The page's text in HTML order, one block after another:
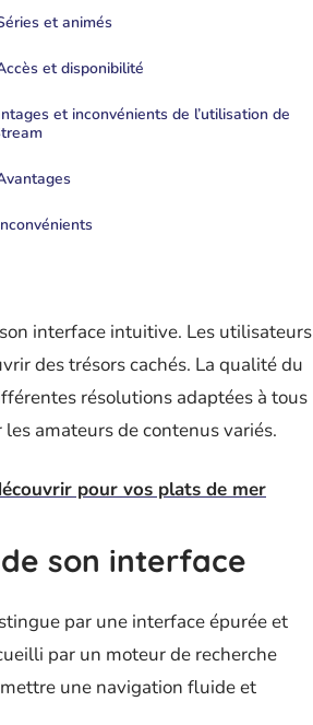
et animés
et disponibilité
et inconvénients de l’utilisation de
interface intuitive. Les utilisateurs
des trésors cachés. La qualité du
résolutions adaptées à tous
amateurs de contenus variés.
pour vos plats de mer
son interface
par une interface épurée et
par un moteur de recherche
une navigation fluide et